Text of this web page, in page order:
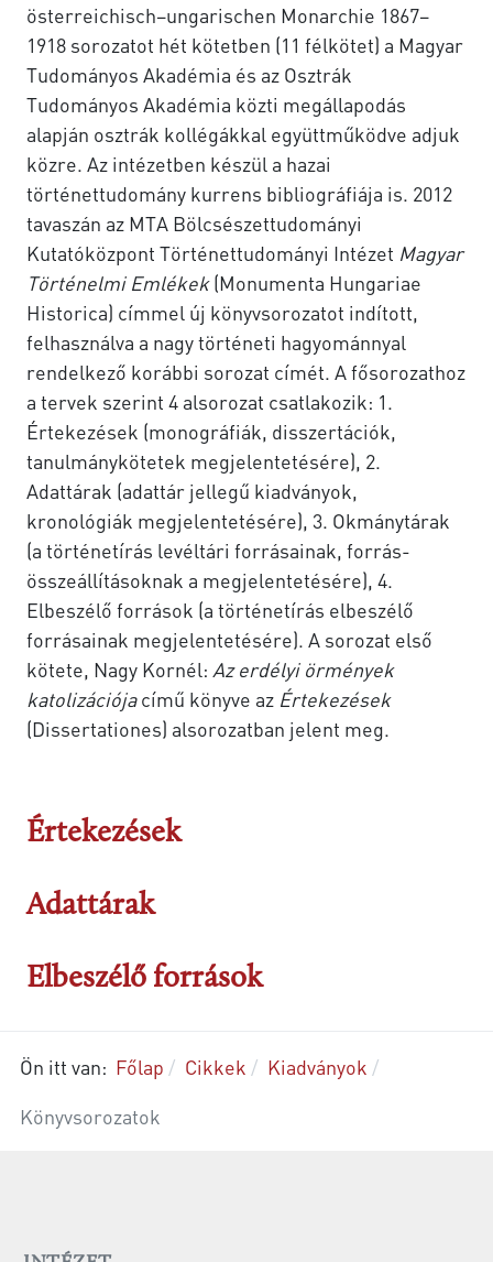
österreichisch–ungarischen Monarchie 1867–
1918 sorozatot hét kötetben (11 félkötet) a Magyar
Tudományos Akadémia és az Osztrák
Tudományos Akadémia közti megállapodás
alapján osztrák kollégákkal együttműködve adjuk
közre. Az intézetben készül a hazai
történettudomány kurrens bibliográfiája is. 2012
tavaszán az MTA Bölcsészettudományi
Kutatóközpont Történettudományi Intézet Magyar
Történelmi Emlékek(Monumenta Hungariae
Historica) címmel új könyvsorozatot indított,
felhasználva a nagy történeti hagyománnyal
rendelkező korábbi sorozat címét. A fősorozathoz
a tervek szerint 4 alsorozat csatlakozik: 1.
Értekezések (monográfiák, disszertációk,
tanulmánykötetek megjelentetésére), 2.
Adattárak (adattár jellegű kiadványok,
kronológiák megjelentetésére), 3. Okmánytárak
(a történetírás levéltári forrásainak, forrás-
összeállításoknak a megjelentetésére), 4.
Elbeszélő források (a történetírás elbeszélő
forrásainak megjelentetésére). A sorozat első
kötete, Nagy Kornél: Az erdélyi örmények
katolizációjacímű könyve az Értekezések
(Dissertationes) alsorozatban jelent meg.
Értekezések
Adattárak
Elbeszélő források
Ön itt van: Főlap Cikkek
Kiadványok
Könyvsorozatok